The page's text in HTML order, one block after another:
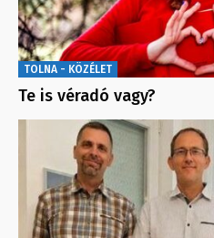
TOLNA - KÖZÉLET
Te is véradó vagy?